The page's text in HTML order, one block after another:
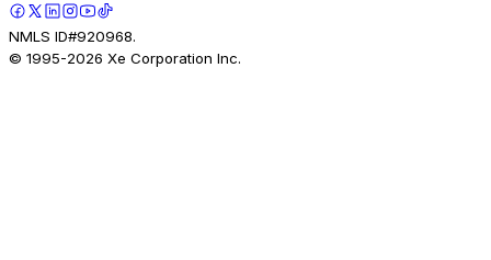
NMLS ID#920968.
© 1995-2026 Xe Corporation Inc.